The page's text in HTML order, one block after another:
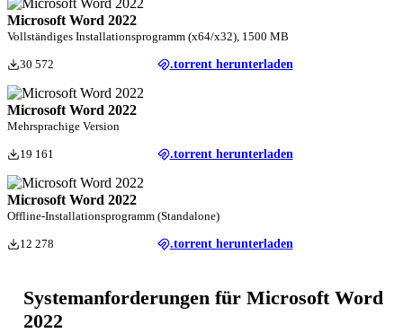
Microsoft Word 2022
Vollständiges Installationsprogramm (x64/x32), 1500 MB
30 572 .torrent herunterladen
Microsoft Word 2022
Mehrsprachige Version
19 161 .torrent herunterladen
Microsoft Word 2022
Offline-Installationsprogramm (Standalone)
12 278 .torrent herunterladen
Systemanforderungen für Microsoft Word
2022